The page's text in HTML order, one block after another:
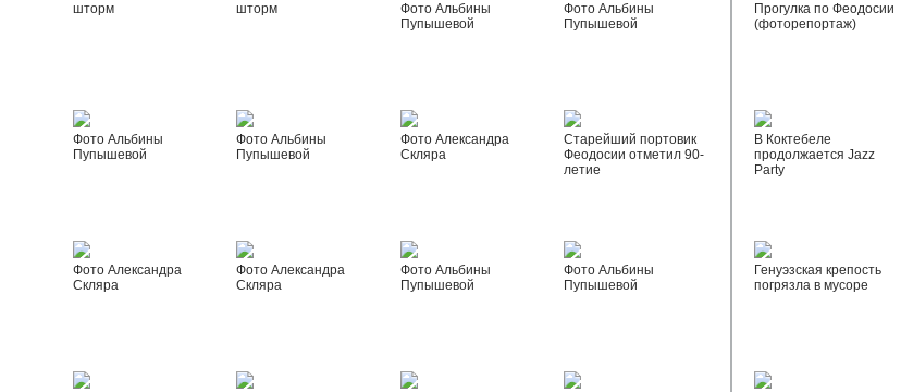
шторм шторм
Фото Альбины
Пупышевой
Фото Альбины
Пупышевой
Фото Альбины
Пупышевой
Фото Альбины
Пупышевой
Фото Александра
Скляра
Старейший портовик
Феодосии отметил 90-
летие
Фото Александра
Скляра
Фото Александра
Скляра
Фото Альбины
Пупышевой
Фото Альбины
Пупышевой
Прогулка по Феодосии
(фоторепортаж)
В Коктебеле
продолжается Jazz
Party
Генуэзская крепость
погрязла в мусоре